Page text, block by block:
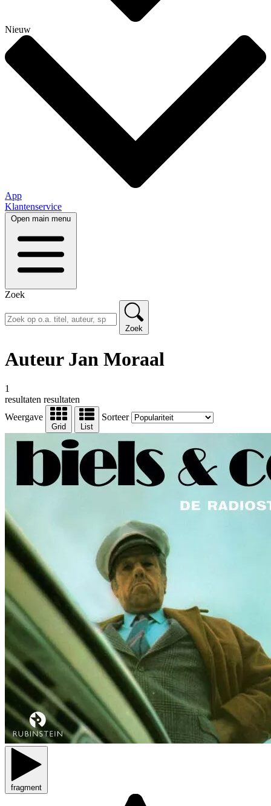
Nieuw
App
Klantenservice
Open main menu
Zoek
Zoek
Auteur Jan Moraal
1
resultaten resultaten
Weergave
Grid List
Sorteer
fragment